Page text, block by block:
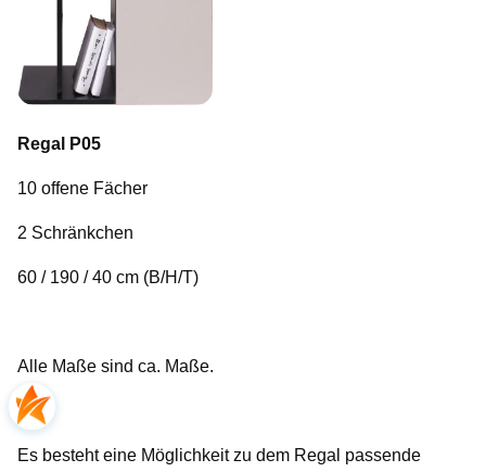
Regal P05
10 offene Fächer
2 Schränkchen
60 / 190 / 40 cm (B/H/T)
Alle Maße sind ca. Maße.
Es besteht eine Möglichkeit zu dem Regal passende